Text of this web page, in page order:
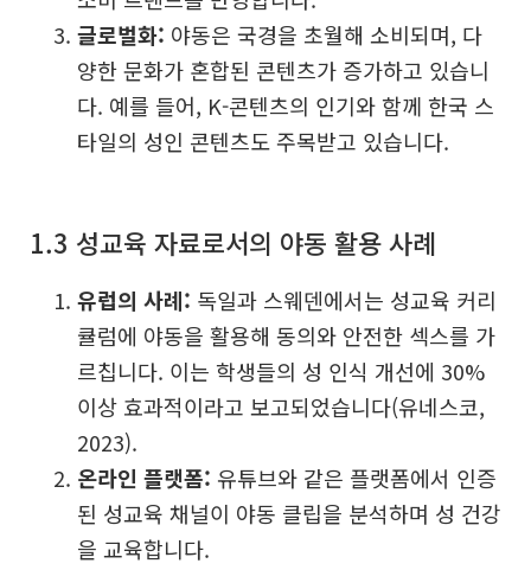
글로벌화: 야동은 국경을 초월해 소비되며, 다
양한 문화가 혼합된 콘텐츠가 증가하고 있습니
다. 예를 들어, K-콘텐츠의 인기와 함께 한국 스
타일의 성인 콘텐츠도 주목받고 있습니다.
1.3 성교육 자료로서의 야동 활용 사례
유럽의 사례: 독일과 스웨덴에서는 성교육 커리
큘럼에 야동을 활용해 동의와 안전한 섹스를 가
르칩니다. 이는 학생들의 성 인식 개선에 30%
이상 효과적이라고 보고되었습니다(유네스코,
2023).
온라인 플랫폼: 유튜브와 같은 플랫폼에서 인증
된 성교육 채널이 야동 클립을 분석하며 성 건강
을 교육합니다.